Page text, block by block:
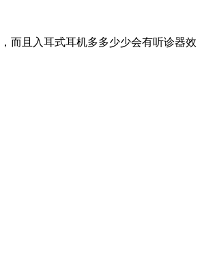
而且入耳式耳机多多少少会有听诊器效